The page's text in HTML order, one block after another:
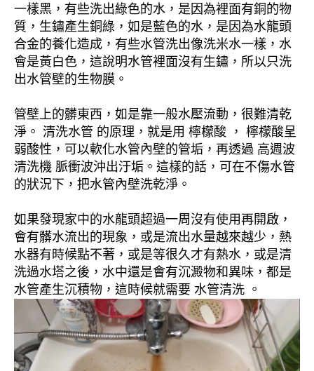
一樣黑，有些洗出綠色的水，是因為裡面有銅的物
質，生鏽產生銅綠，如是藍色的水，是因為水龍頭
合金的養化造成，有些水管洗出像洗米水一樣，水
會是黃白色，這說明水管裡面沒有生鏽，所以只洗
出水管壁的生物膜。
管壁上的髒東西，如是靠一般水壓流動，很難清乾
淨。 清洗水管 的原理，就是用 檸檬酸 ， 檸檬酸呈
弱酸性，可以軟化水管內壁的管垢，再透過 高週波
清洗機 脈衝波沖出汙垢。這樣的話，可在不傷水管
的狀況下，把水管內壁洗乾淨。
如果發現家中的水龍頭超過一周沒有使用再開啟，
會有髒水流出的現象，或是流出水量越來越少，熱
水器有時候點不著，或是等很久才有熱水，或是清
洗過水塔之後，水中還是會有沉澱物和異味，都是
水管產生沉積物，這時候就需要 水管清洗 。